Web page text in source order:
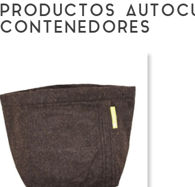
PRODUCTOS
CONTENEDORES